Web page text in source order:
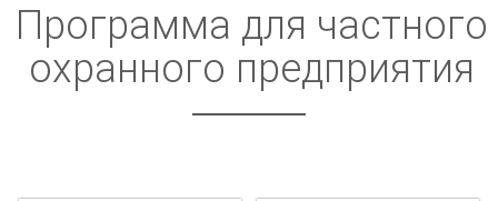
Программа для частного
охранного предприятия